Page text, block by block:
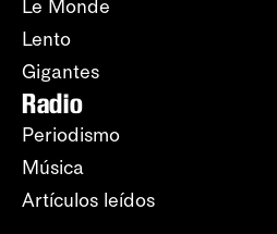
Le Monde
Lento
Gigantes
Radio
Periodismo
Música
Artículos leídos